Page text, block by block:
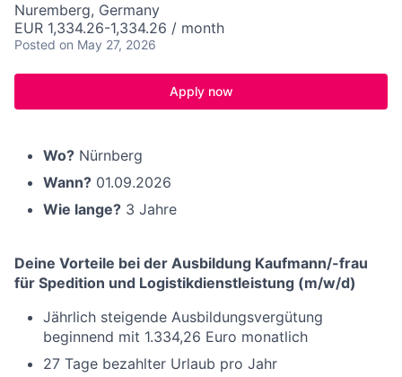
Nuremberg, Germany
EUR 1,334.26-1,334.26 / month
Posted on May 27, 2026
Apply now
Wo? Nürnberg
Wann? 01.09.2026
Wie lange? 3 Jahre
Deine Vorteile bei der Ausbildung Kaufmann/-frau
für Spedition und Logistikdienstleistung (m/w/d)
Jährlich steigende Ausbildungsvergütung
beginnend mit 1.334,26 Euro monatlich
27 Tage bezahlter Urlaub pro Jahr